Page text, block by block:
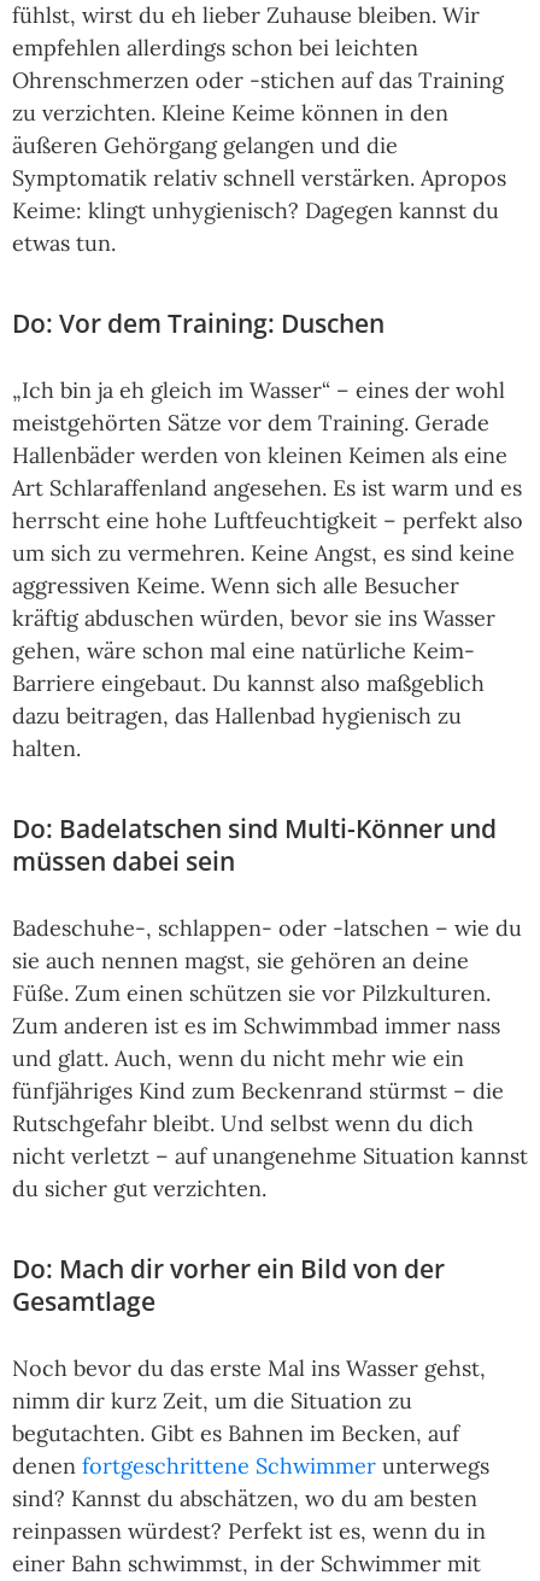
fühlst, wirst du eh lieber Zuhause bleiben. Wir
empfehlen allerdings schon bei leichten
Ohrenschmerzen oder -stichen auf das Training
zu verzichten. Kleine Keime können in den
äußeren Gehörgang gelangen und die
Symptomatik relativ schnell verstärken. Apropos
Keime: klingt unhygienisch? Dagegen kannst du
etwas tun.
Do: Vor dem Training: Duschen
„Ich bin ja eh gleich im Wasser“ – eines der wohl
meistgehörten Sätze vor dem Training. Gerade
Hallenbäder werden von kleinen Keimen als eine
Art Schlaraffenland angesehen. Es ist warm und es
herrscht eine hohe Luftfeuchtigkeit – perfekt also
um sich zu vermehren. Keine Angst, es sind keine
aggressiven Keime. Wenn sich alle Besucher
kräftig abduschen würden, bevor sie ins Wasser
gehen, wäre schon mal eine natürliche Keim-
Barriere eingebaut. Du kannst also maßgeblich
dazu beitragen, das Hallenbad hygienisch zu
halten.
Do: Badelatschen sind Multi-Könner und
müssen dabei sein
Badeschuhe-, schlappen- oder -latschen – wie du
sie auch nennen magst, sie gehören an deine
Füße. Zum einen schützen sie vor Pilzkulturen.
Zum anderen ist es im Schwimmbad immer nass
und glatt. Auch, wenn du nicht mehr wie ein
fünfjähriges Kind zum Beckenrand stürmst – die
Rutschgefahr bleibt. Und selbst wenn du dich
nicht verletzt – auf unangenehme Situation kannst
du sicher gut verzichten.
Do: Mach dir vorher ein Bild von der
Gesamtlage
Noch bevor du das erste Mal ins Wasser gehst,
nimm dir kurz Zeit, um die Situation zu
begutachten. Gibt es Bahnen im Becken, auf
denen fortgeschrittene Schwimmer unterwegs
sind? Kannst du abschätzen, wo du am besten
reinpassen würdest? Perfekt ist es, wenn du in
einer Bahn schwimmst, in der Schwimmer mit